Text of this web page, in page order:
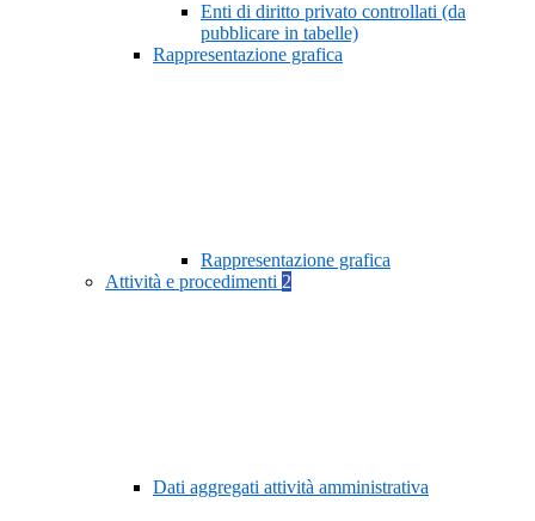
Enti di diritto privato controllati (da
pubblicare in tabelle)
Rappresentazione grafica
Rappresentazione grafica
Attività e procedimenti 2
Dati aggregati attività amministrativa